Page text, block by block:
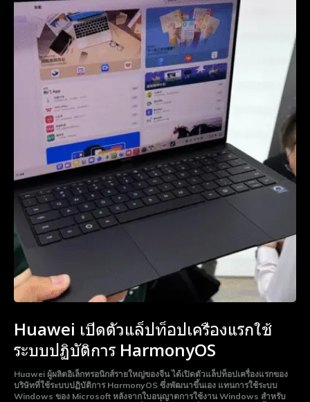
Huawei เปิดตัวแล็ปท็อปเครื่องแรกใช้
ระบบปฏิบัติการ HarmonyOS
Huawei ผู้ผลิตอิเล็กทรอนิกส์รายใหญ่ของจีน ได้เปิดตัวแล็ปท็อปเครื่องแรกของ
บริษัทที่ใช้ระบบปฏิบัติการ HarmonyOS ซึ่งพัฒนาขึ้นเอง แทนการใช้ระบบ
Windows ของ Microsoft หลังจากใบอนุญาตการใช้งาน Windows สำหรับ